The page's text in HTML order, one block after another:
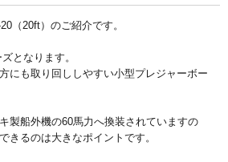
（20ft）のご紹介です。
となります。
にも取り回ししやすい小型プレジャーボー
製船外機の60馬力へ換装されていますの
きるのは大きなポイントです。